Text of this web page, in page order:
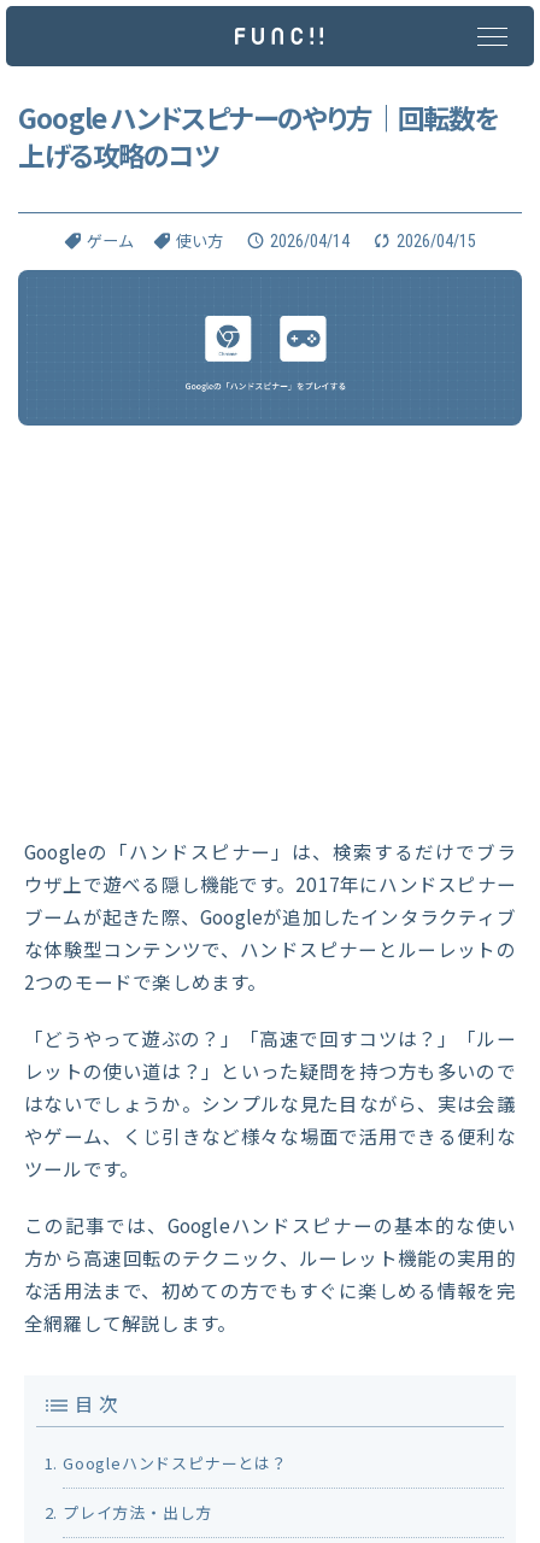
メ
ン
Google ハンドスピナーのやり方｜回転数を
上げる攻略のコツ
ゲーム 使い方 2026/04/14 2026/04/15
Googleの「ハンドスピナー」は、検索するだけでブラ
ウザ上で遊べる隠し機能です。2017年にハンドスピナー
ブームが起きた際、Googleが追加したインタラクティブ
な体験型コンテンツで、ハンドスピナーとルーレットの
2つのモードで楽しめます。
「どうやって遊ぶの？」「高速で回すコツは？」「ルー
レットの使い道は？」といった疑問を持つ方も多いので
はないでしょうか。シンプルな見た目ながら、実は会議
やゲーム、くじ引きなど様々な場面で活用できる便利な
ツールです。
この記事では、Googleハンドスピナーの基本的な使い
方から高速回転のテクニック、ルーレット機能の実用的
な活用法まで、初めての方でもすぐに楽しめる情報を完
全網羅して解説します。
目 次
Googleハンドスピナーとは？
プレイ方法・出し方